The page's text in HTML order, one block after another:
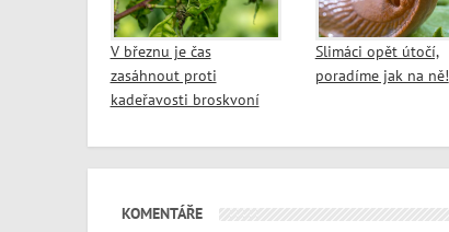
V březnu je čas
zasáhnout proti
kadeřavosti broskvoní
Slimáci opět útočí,
poradíme jak na ně!
KOMENTÁŘE